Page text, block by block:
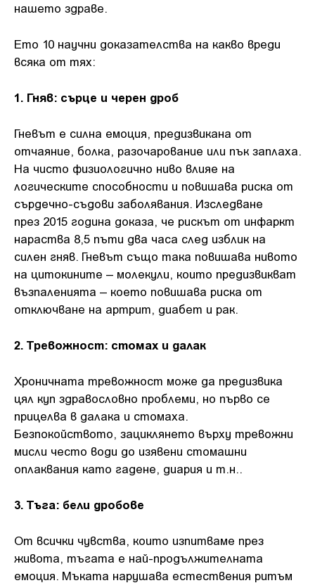
нашето здраве.
Ето 10 научни доказателства на какво вреди
всяка от тях:
1. Гняв: сърце и черен дроб
Гневът е силна емоция, предизвикана от
отчаяние, болка, разочарование или пък заплаха.
На чисто физиологично ниво влияе на
логическите способности и повишава риска от
сърдечно-съдови заболявания. Изследване
през 2015 година доказа, че рискът от инфаркт
нараства 8,5 пъти два часа след изблик на
силен гняв. Гневът също така повишава нивото
на цитокините – молекули, които предизвикват
възпаленията – което повишава риска от
отключване на артрит, диабет и рак.
2. Тревожност: стомах и далак
Хроничната тревожност може да предизвика
цял куп здравословно проблеми, но първо се
прицелва в далака и стомаха.
Безпокойството, зациклянето върху тревожни
мисли често води до изявени стомашни
оплаквания като гадене, диария и т.н..
3. Тъга: бели дробове
От всички чувства, които изпитваме през
живота, тъгата е най-продължителната
емоция. Мъката нарушава естествения ритъм